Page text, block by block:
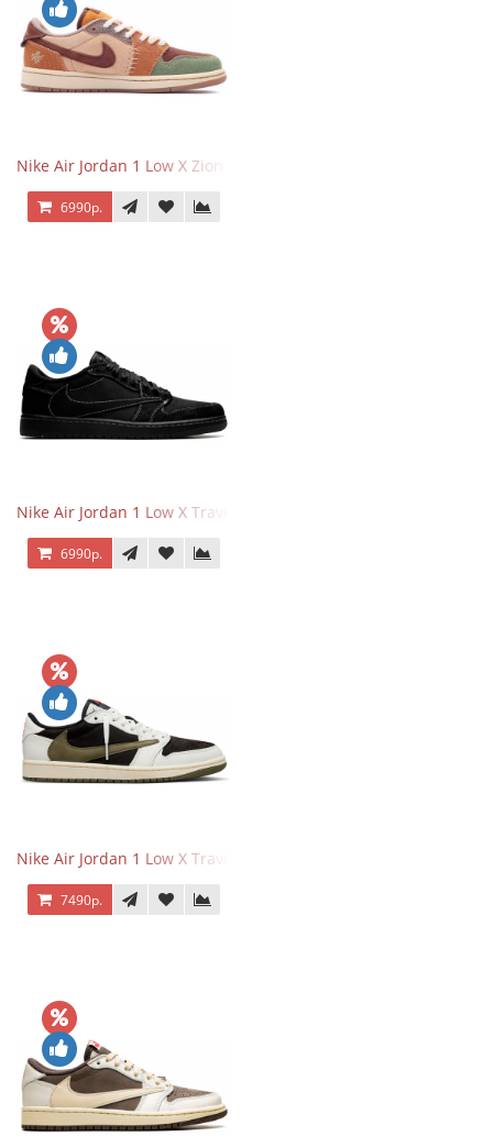
Nike Air Jordan 1 Low X Zion Williamson Voodoo
6990р.
Nike Air Jordan 1 Low X Travis Scott Black Phantom
6990р.
Nike Air Jordan 1 Low X Travis Scott Olive
7490р.